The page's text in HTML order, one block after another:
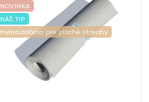
NOVINKA
NÁŠ TIP
Hydroizolácia pre ploché strechy